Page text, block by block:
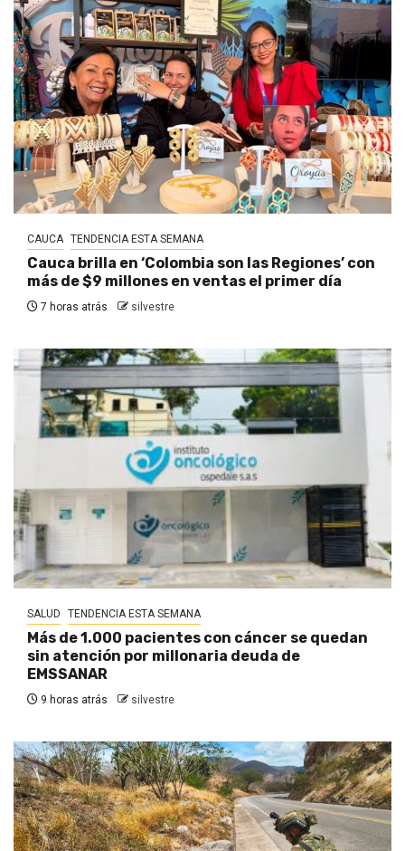
CAUCA TENDENCIA ESTA SEMANA
Cauca brilla en ‘Colombia son las Regiones’ con
más de $9 millones en ventas el primer día
7 horas atrás silvestre
SALUD TENDENCIA ESTA SEMANA
Más de 1.000 pacientes con cáncer se quedan
sin atención por millonaria deuda de
EMSSANAR
9 horas atrás silvestre